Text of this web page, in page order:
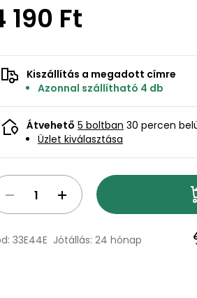
190 Ft
Kiszállítás a megadott címre
Azonnal szállítható 4 db
Átvehető 5 boltban 30 percen
Üzlet kiválasztása
33E44E Jótállás: 24 hónap